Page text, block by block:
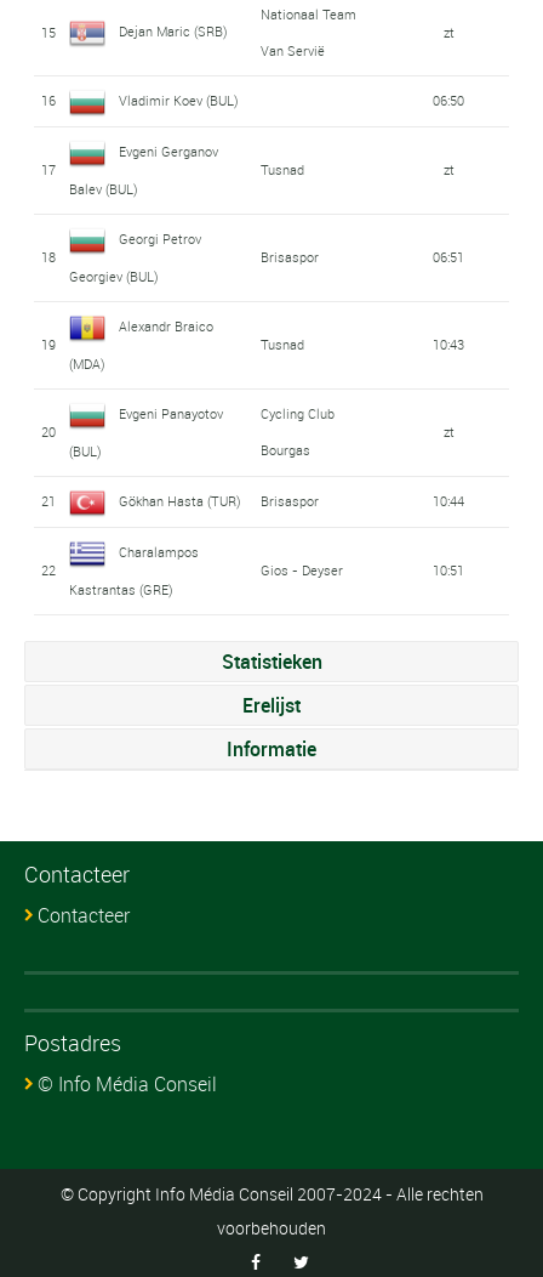
15 Dejan Maric (SRB)
Nationaal Team
Van Servië
zt
16 Vladimir Koev (BUL) 06:50
17
Evgeni Gerganov
Balev (BUL)
Tusnad zt
18
Georgi Petrov
Georgiev (BUL)
Brisaspor 06:51
19
Alexandr Braico
(MDA)
Tusnad 10:43
20
Evgeni Panayotov
(BUL)
Cycling Club
Bourgas
zt
21 Gökhan Hasta (TUR) Brisaspor 10:44
22
Charalampos
Kastrantas (GRE)
Gios - Deyser 10:51
Statistieken
Erelijst
Informatie
Contacteer
Contacteer
Postadres
© Info Média Conseil
© Copyright Info Média Conseil 2007-2024 - Alle rechten
voorbehouden
 